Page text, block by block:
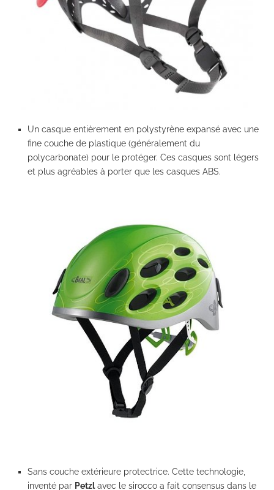
Un casque entièrement en polystyrène expansé avec une
fine couche de plastique (généralement du
polycarbonate) pour le protéger. Ces casques sont légers
et plus agréables à porter que les casques ABS.
Sans couche extérieure protectrice. Cette technologie,
inventé par Petzlavec le sirocco a fait consensus dans le